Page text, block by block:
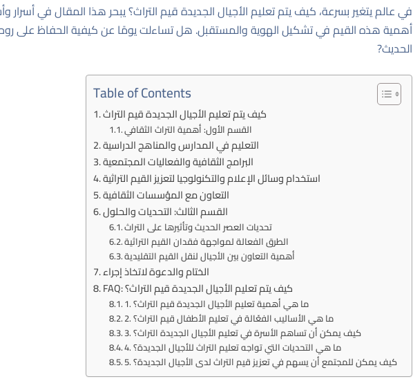
في عالم يتغير بسرعة، كيف يتم تعليم الأجيال الجديدة قيم التراث؟ يبحر هذا المقال في أسرار
أهمية هذه القيم في تشكيل الهوية والمستقبل. هل تساءلت يومًا عن كيفية الحفاظ على
الحديث?
Table of Contents
كيف يتم تعليم الأجيال الجديدة قيم التراث
القسم الأول: أهمية التراث الثقافي
التعليم في المدارس والمناهج الدراسية
البرامج الثقافية والفعاليات المجتمعية
استخدام وسائل الإعلام والتكنولوجيا لتعزيز القيم التراثية
التعاون مع المؤسسات الثقافية
القسم الثالث: التحديات والحلول
تحديات العصر الحديث وتأثيرها على التراث
الطرق الفعالة لمواجهة فقدان القيم التراثية
أهمية التعاون بين الأجيال لنقل القيم التقليدية
الختام والدعوة لاتخاذ إجراء
FAQ: كيف يتم تعليم الأجيال الجديدة قيم التراث؟
1. ما هي أهمية تعليم الأجيال الجديدة قيم التراث؟
2. ما هي الأساليب الفعّالة في تعليم الأطفال قيم التراث؟
3. كيف يمكن أن تساهم الأسرة في تعليم الأجيال الجديدة التراث؟
4. ما هي التحديات التي تواجه تعليم التراث للأجيال الجديدة؟
5. كيف يمكن للمجتمع أن يسهم في تعزيز قيم التراث لدى الأجيال الجديدة؟